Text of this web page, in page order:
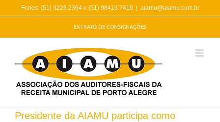
to
Fones: (51) 3226.2364 e (51) 98413.7419 aiamu@aiamu.com.br
EXTRATO DE CONSIGNAÇÕES
Presidente da AIAMU participa como